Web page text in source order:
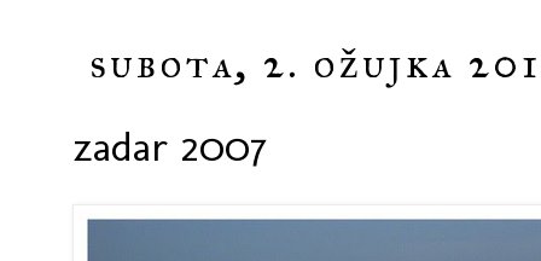
subota, 2. ožujka
zadar 2007